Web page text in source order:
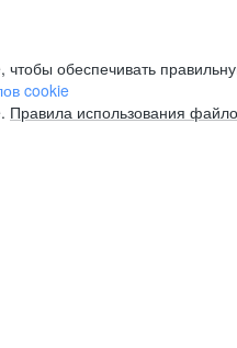
обеспечивать
cookie
Правила использования